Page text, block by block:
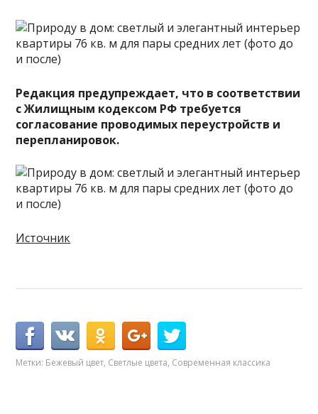
Редакция предупреждает, что в соответствии
с Жилищным кодексом РФ требуется
согласование проводимых переустройств и
перепланировок.
Источник
Метки: Бежевый цвет, Светлые цвета, Современная классика